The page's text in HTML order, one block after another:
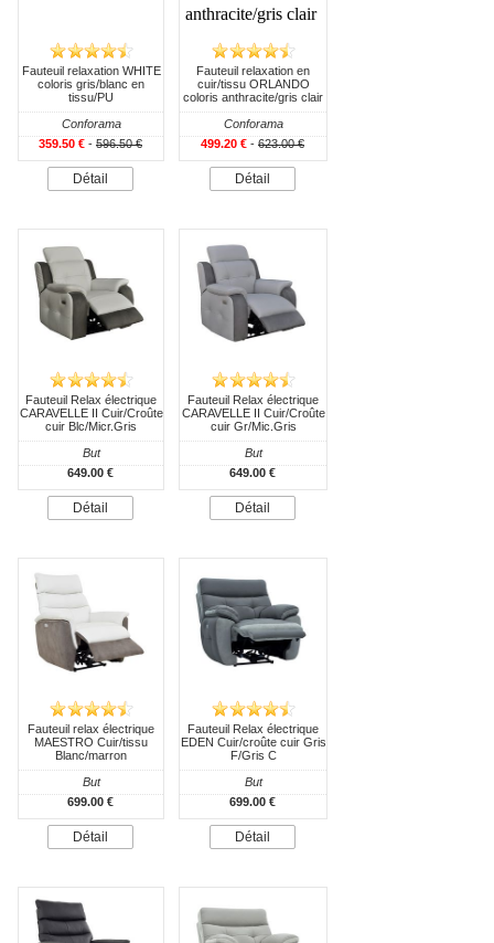
Fauteuil relaxation WHITE
coloris gris/blanc en
tissu/PU
Conforama
359.50 € - 596.50 €
Détail
Fauteuil relaxation en
cuir/tissu ORLANDO
coloris anthracite/gris clair
Conforama
499.20 € - 623.00 €
Détail
Fauteuil Relax électrique
CARAVELLE II Cuir/Croûte
cuir Blc/Micr.Gris
But
649.00 €
Détail
Fauteuil Relax électrique
CARAVELLE II Cuir/Croûte
cuir Gr/Mic.Gris
But
649.00 €
Détail
Fauteuil relax électrique
MAESTRO Cuir/tissu
Blanc/marron
But
699.00 €
Détail
Fauteuil Relax électrique
EDEN Cuir/croûte cuir Gris
F/Gris C
But
699.00 €
Détail